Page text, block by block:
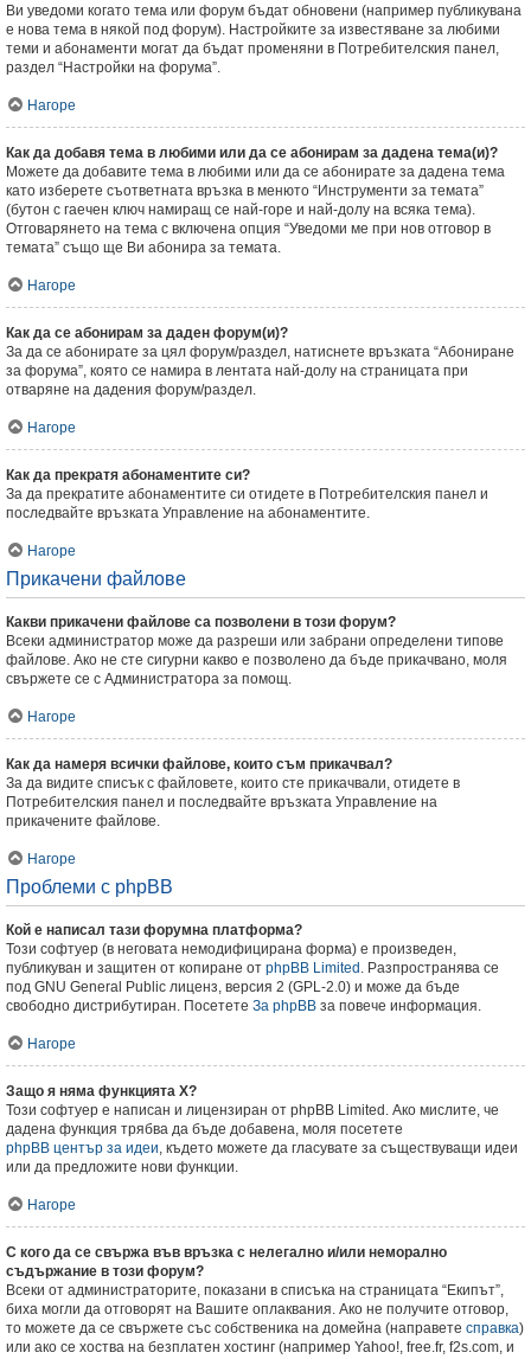
Ви уведоми когато тема или форум бъдат обновени (например публикувана
е нова тема в някой под форум). Настройките за известяване за любими
теми и абонаменти могат да бъдат променяни в Потребителския панел,
раздел “Настройки на форума”.
Нагоре
Как да добавя тема в любими или да се абонирам за дадена тема(и)?
Можете да добавите тема в любими или да се абонирате за дадена тема
като изберете съответната връзка в менюто “Инструменти за темата”
(бутон с гаечен ключ намиращ се най-горе и най-долу на всяка тема).
Отговарянето на тема с включена опция “Уведоми ме при нов отговор в
темата” също ще Ви абонира за темата.
Нагоре
Как да се абонирам за даден форум(и)?
За да се абонирате за цял форум/раздел, натиснете връзката “Абониране
за форума”, която се намира в лентата най-долу на страницата при
отваряне на дадения форум/раздел.
Нагоре
Как да прекратя абонаментите си?
За да прекратите абонаментите си отидете в Потребителския панел и
последвайте връзката Управление на абонаментите.
Нагоре
Прикачени файлове
Какви прикачени файлове са позволени в този форум?
Всеки администратор може да разреши или забрани определени типове
файлове. Ако не сте сигурни какво е позволено да бъде прикачвано, моля
свържете се с Администратора за помощ.
Нагоре
Как да намеря всички файлове, които съм прикачвал?
За да видите списък с файловете, които сте прикачвали, отидете в
Потребителския панел и последвайте връзката Управление на
прикачените файлове.
Нагоре
Проблеми с phpBB
Кой е написал тази форумна платформа?
Този софтуер (в неговата немодифицирана форма) е произведен,
публикуван и защитен от копиране от phpBB Limited . Разпространява се
под GNU General Public лиценз, версия 2 (GPL-2.0) и може да бъде
свободно дистрибутиран. Посетете За phpBB за повече информация.
Нагоре
Защо я няма функцията X?
Този софтуер е написан и лицензиран от phpBB Limited. Ако мислите, че
дадена функция трябва да бъде добавена, моля посетете
phpBB център за идеи, където можете да гласувате за съществуващи идеи
или да предложите нови функции.
Нагоре
С кого да се свържа във връзка с нелегално и/или неморално
съдържание в този форум?
Всеки от администраторите, показани в списъка на страницата “Екипът”,
биха могли да отговорят на Вашите оплаквания. Ако не получите отговор,
то можете да се свържете със собственика на домейна (направете справка)
или ако се хоства на безплатен хостинг (например Yahoo!, free.fr, f2s.com, и